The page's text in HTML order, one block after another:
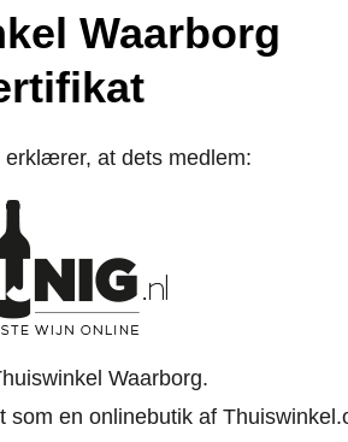
Waarborg
erklærer, at dets medlem:
Waarborg.
en onlinebutik af